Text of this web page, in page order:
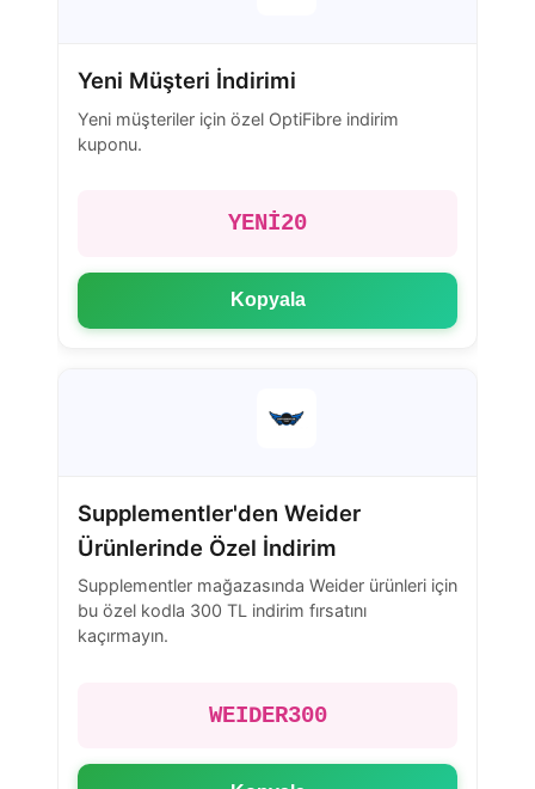
Yeni Müşteri İndirimi
Yeni müşteriler için özel OptiFibre indirim
kuponu.
YENİ20
Kopyala
Supplementler'den Weider
Ürünlerinde Özel İndirim
Supplementler mağazasında Weider ürünleri için
bu özel kodla 300 TL indirim fırsatını
kaçırmayın.
WEIDER300